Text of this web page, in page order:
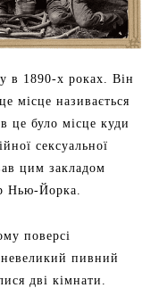
в 1890-х роках. Він
місце називається
це було місце куди
сексуальної
цим закладом
Нью-Йорка.
поверсі
невеликий пивний
дві кімнати.